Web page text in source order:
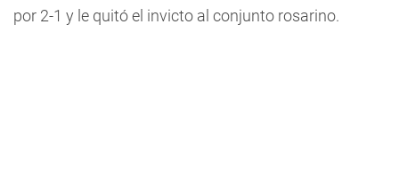
por 2-1 y le quitó el invicto al conjunto rosarino.